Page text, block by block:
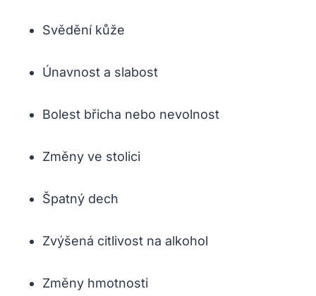
Svědění kůže
Únavnost‌ a slabost
Bolest břicha nebo nevolnost
Změny ve stolici
Špatný dech
Zvýšená citlivost na alkohol
Změny hmotnosti